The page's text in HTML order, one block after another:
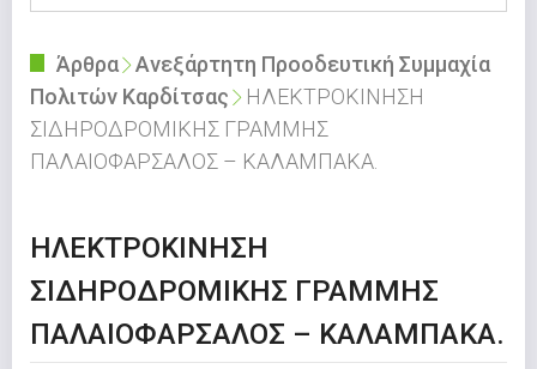
Άρθρα
Ανεξάρτητη Προοδευτική Συμμαχία
Πολιτών Καρδίτσας
ΗΛΕΚΤΡΟΚΙΝΗΣΗ
ΣΙΔΗΡΟΔΡΟΜΙΚΗΣ ΓΡΑΜΜΗΣ
ΠΑΛΑΙΟΦΑΡΣΑΛΟΣ – ΚΑΛΑΜΠΑΚΑ.
ΗΛΕΚΤΡΟΚΙΝΗΣΗ
ΣΙΔΗΡΟΔΡΟΜΙΚΗΣ ΓΡΑΜΜΗΣ
ΠΑΛΑΙΟΦΑΡΣΑΛΟΣ – ΚΑΛΑΜΠΑΚΑ.